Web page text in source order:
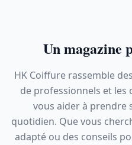
Un magazine
HK Coiffure rassemble
de professionnels et
vous aider à prendre
quotidien. Que vous
adapté ou des conseils